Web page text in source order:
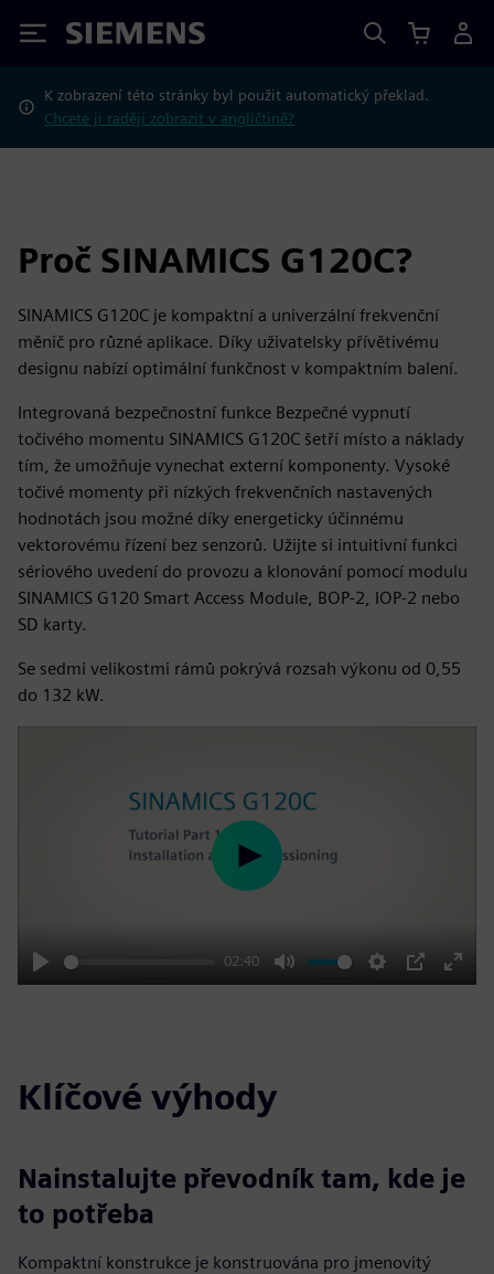
Siemens
K zobrazení této stránky byl použit automatický překlad.
Chcete ji raději zobrazit v angličtině?
Proč SINAMICS G120C?
SINAMICS G120C je kompaktní a univerzální frekvenční
měnič pro různé aplikace. Díky uživatelsky přívětivému
designu nabízí optimální funkčnost v kompaktním balení.
Integrovaná bezpečnostní funkce Bezpečné vypnutí
točivého momentu SINAMICS G120C šetří místo a náklady
tím, že umožňuje vynechat externí komponenty. Vysoké
točivé momenty při nízkých frekvenčních nastavených
hodnotách jsou možné díky energeticky účinnému
vektorovému řízení bez senzorů. Užijte si intuitivní funkci
sériového uvedení do provozu a klonování pomocí modulu
SINAMICS G120 Smart Access Module, BOP-2, IOP-2 nebo
SD karty.
Se sedmi velikostmi rámů pokrývá rozsah výkonu od 0,55
do 132 kW.
Play
02:40
Mute Settings
PIP
Enter
Play
Klíčové výhody
Nainstalujte převodník tam, kde je
to potřeba
Kompaktní konstrukce je konstruována pro jmenovitý